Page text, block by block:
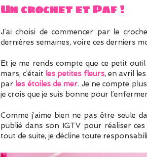
Un crochet et Paf !
J’ai choisi de commencer par le
dernières semaines, voire ces derniers
Et je me rends compte que ce petit
mars, c’était les petites fleurs, en avril
par les étoiles de mer. Je ne compte
je crois que je suis bonne pour
Comme j’aime bien ne pas être seule
publié dans son IGTV pour réaliser
tout de suite, je décline toute